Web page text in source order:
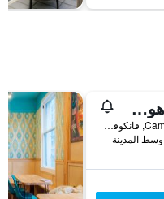
ذا كامبي هوستيل غاستاون
310 Cambie Street, فانكوفر, BC, كندا